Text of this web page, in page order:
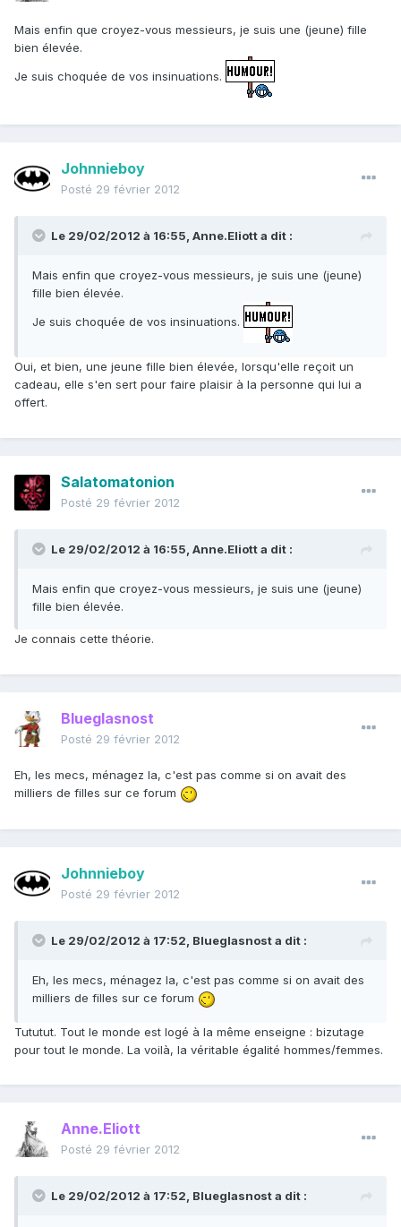
Mais enfin que croyez-vous messieurs, je suis une (jeune) fille
bien élevée.
Je suis choquée de vos insinuations.
Johnnieboy
Posté 29 février 2012
Le 29/02/2012 à 16:55, Anne.Eliott a dit :
Mais enfin que croyez-vous messieurs, je suis une (jeune)
fille bien élevée.
Je suis choquée de vos insinuations.
Oui, et bien, une jeune fille bien élevée, lorsqu'elle reçoit un
cadeau, elle s'en sert pour faire plaisir à la personne qui lui a
offert.
Salatomatonion
Posté 29 février 2012
Le 29/02/2012 à 16:55, Anne.Eliott a dit :
Mais enfin que croyez-vous messieurs, je suis une (jeune)
fille bien élevée.
Je connais cette théorie.
Blueglasnost
Posté 29 février 2012
Eh, les mecs, ménagez la, c'est pas comme si on avait des
milliers de filles sur ce forum
Johnnieboy
Posté 29 février 2012
Le 29/02/2012 à 17:52, Blueglasnost a dit :
Eh, les mecs, ménagez la, c'est pas comme si on avait des
milliers de filles sur ce forum
Tututut. Tout le monde est logé à la même enseigne : bizutage
pour tout le monde. La voilà, la véritable égalité hommes/femmes.
Anne.Eliott
Posté 29 février 2012
Le 29/02/2012 à 17:52, Blueglasnost a dit :